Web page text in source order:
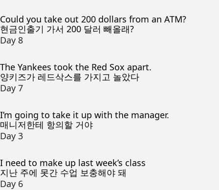
Could you take out 200 dollars from an ATM?
현금인출기 가서 200 달러 빼올래?
Day 8
The Yankees took the Red Sox apart.
양키즈가 레드삭스를 가지고 놀았다
Day 7
I’m going to take it up with the manager.
매니저한테 항의할 거야
Day 3
I need to make up last week’s class
지난 주에 못간 수업 보충해야 돼
Day 6